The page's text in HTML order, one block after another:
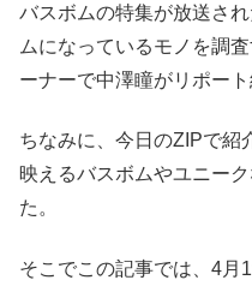
バスボムの特集が放送さ
ムになっているモノを調
ーナーで中澤瞳がリポート
ちなみに、今日のZIPで紹
映えるバスボムやユニー
た。
そこでこの記事では、4月